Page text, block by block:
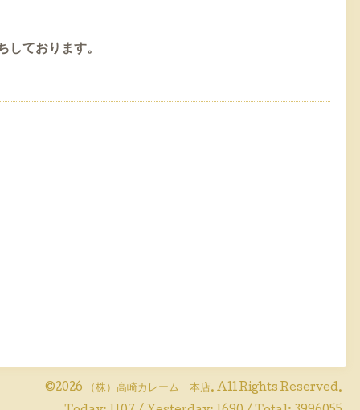
しております。
©2026 （株）高崎カレーム 本店. All Rights Reserved.